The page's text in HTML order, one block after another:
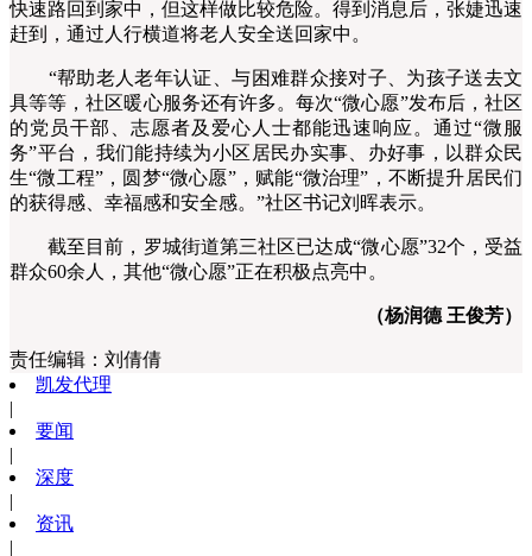
快速路回到家中，但这样做比较危险。得到消息后，张婕迅速
赶到，通过人行横道将老人安全送回家中。
“帮助老人老年认证、与困难群众接对子、为孩子送去文
具等等，社区暖心服务还有许多。每次“微心愿”发布后，社区
的党员干部、志愿者及爱心人士都能迅速响应。通过“微服
务”平台，我们能持续为小区居民办实事、办好事，以群众民
生“微工程”，圆梦“微心愿”，赋能“微治理”，不断提升居民们
的获得感、幸福感和安全感。”社区书记刘晖表示。
截至目前，罗城街道第三社区已达成“微心愿”32个，受益
群众60余人，其他“微心愿”正在积极点亮中。
（杨润德 王俊芳）
责任编辑： 刘倩倩
凯发代理
|
要闻
|
深度
|
资讯
|